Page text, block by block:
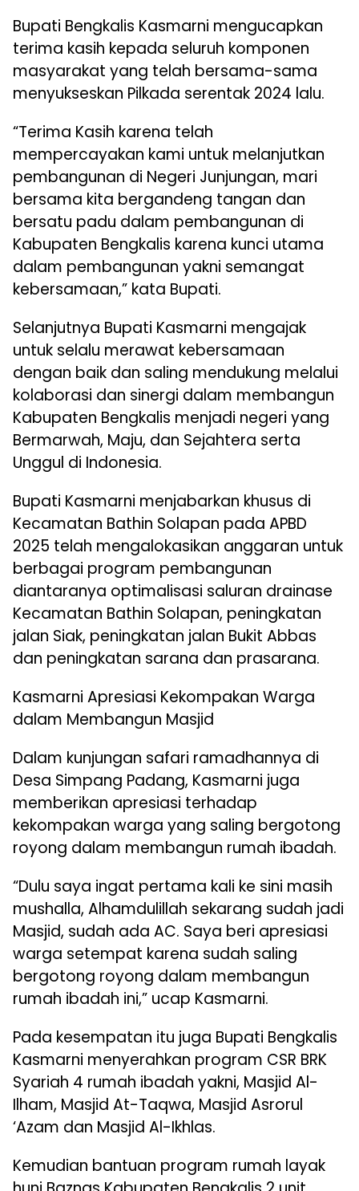
Bupati Bengkalis Kasmarni mengucapkan
terima kasih kepada seluruh komponen
masyarakat yang telah bersama-sama
menyukseskan Pilkada serentak 2024 lalu.
“Terima Kasih karena telah
mempercayakan kami untuk melanjutkan
pembangunan di Negeri Junjungan, mari
bersama kita bergandeng tangan dan
bersatu padu dalam pembangunan di
Kabupaten Bengkalis karena kunci utama
dalam pembangunan yakni semangat
kebersamaan,” kata Bupati.
Selanjutnya Bupati Kasmarni mengajak
untuk selalu merawat kebersamaan
dengan baik dan saling mendukung melalui
kolaborasi dan sinergi dalam membangun
Kabupaten Bengkalis menjadi negeri yang
Bermarwah, Maju, dan Sejahtera serta
Unggul di Indonesia.
Bupati Kasmarni menjabarkan khusus di
Kecamatan Bathin Solapan pada APBD
2025 telah mengalokasikan anggaran untuk
berbagai program pembangunan
diantaranya optimalisasi saluran drainase
Kecamatan Bathin Solapan, peningkatan
jalan Siak, peningkatan jalan Bukit Abbas
dan peningkatan sarana dan prasarana.
Kasmarni Apresiasi Kekompakan Warga
dalam Membangun Masjid
Dalam kunjungan safari ramadhannya di
Desa Simpang Padang, Kasmarni juga
memberikan apresiasi terhadap
kekompakan warga yang saling bergotong
royong dalam membangun rumah ibadah.
“Dulu saya ingat pertama kali ke sini masih
mushalla, Alhamdulillah sekarang sudah jadi
Masjid, sudah ada AC. Saya beri apresiasi
warga setempat karena sudah saling
bergotong royong dalam membangun
rumah ibadah ini,” ucap Kasmarni.
Pada kesempatan itu juga Bupati Bengkalis
Kasmarni menyerahkan program CSR BRK
Syariah 4 rumah ibadah yakni, Masjid Al-
Ilham, Masjid At-Taqwa, Masjid Asrorul
‘Azam dan Masjid Al-Ikhlas.
Kemudian bantuan program rumah layak